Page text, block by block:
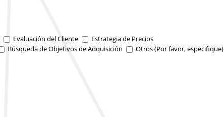
Evaluación del Cliente
Estrategia de Precios
Búsqueda de Objetivos de Adquisición Otros (Por favor, especifique)